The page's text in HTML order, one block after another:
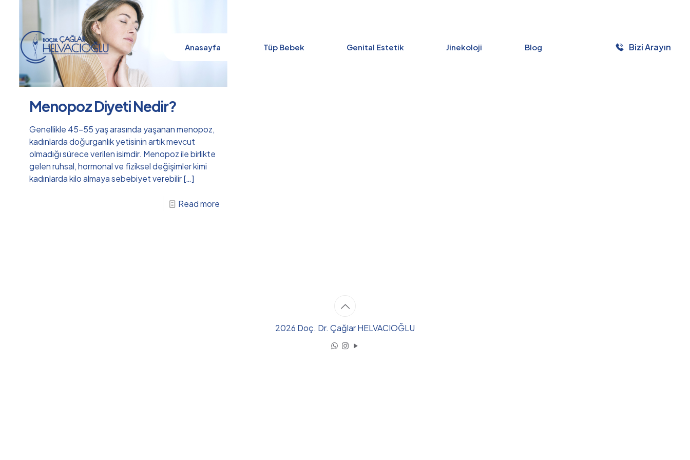
Anasayfa Tüp Bebek Genital Estetik Jinekoloji Blog Bizi Arayın
Menopoz Diyeti Nedir?
Genellikle 45-55 yaş arasında yaşanan menopoz,
kadınlarda doğurganlık yetisinin artık mevcut
olmadığı sürece verilen isimdir. Menopoz ile birlikte
gelen ruhsal, hormonal ve fiziksel değişimler kimi
kadınlarda kilo almaya sebebiyet verebilir[…]
Read more
2026 Doç. Dr. Çağlar HELVACIOĞLU